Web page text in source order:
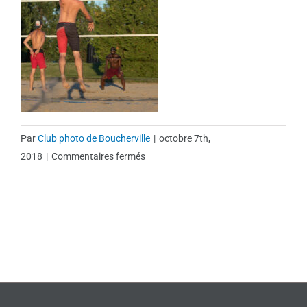
ParClub photo de Boucherville | octobre 7th,
2018 | Commentaires ferméssur